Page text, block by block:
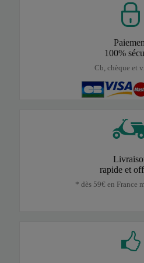
100%
Cb, chèque et
rapide et
* dès 59€ en France